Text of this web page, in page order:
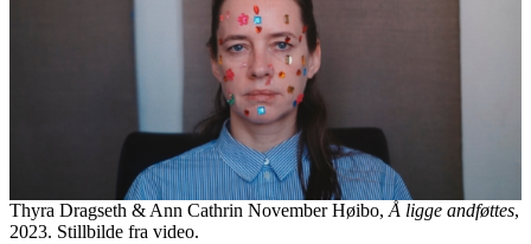
Thyra Dragseth & Ann Cathrin November Høibo, Å ligge andføttes,
2023. Stillbilde fra video.